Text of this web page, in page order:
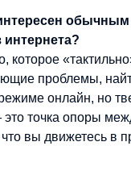
проблемы,
онлайн, но
точка опоры
вы движетесь в